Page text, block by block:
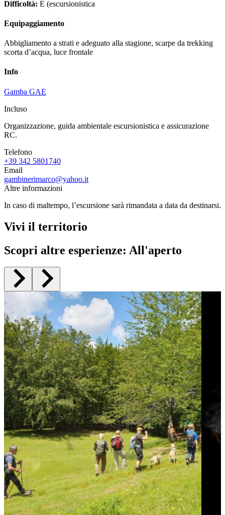
Difficoltà: E (escursionistica
Equipaggiamento
Abbigliamento a strati e adeguato alla stagione, scarpe da trekking
scorta d’acqua, luce frontale
Info
Gamba GAE
Incluso
Organizzazione, guida ambientale escursionistica e assicurazione
RC.
Telefono
+39 342 5801740
Email
gambinerimarco@yahoo.it
Altre informazioni
In caso di maltempo, l’escursione sarà rimandata a data da destinarsi.
Vivi il territorio
Scopri altre esperienze: All'aperto